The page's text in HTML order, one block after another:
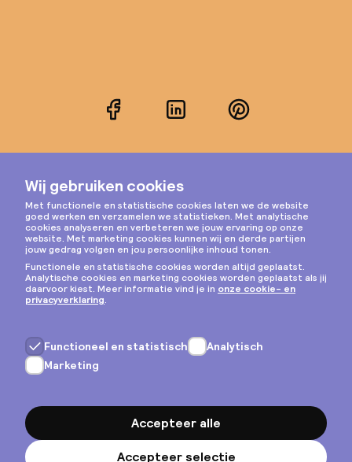
FacebookLinkedInPinterest
Instagram
Privacy & cookies
Algemene voorwaarden